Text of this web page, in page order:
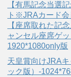
【有馬記念当選
ト※JRAカード
【座席取れた記
ャンセル座席ゲ
1920*1080only版
天皇賞向けJRA
ック版）-